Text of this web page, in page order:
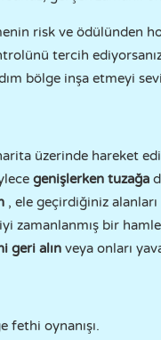
risk ve ödülünden
tercih
bölge inşa etmeyi
üzerinde hareket
genişlerken tuzağa
, ele geçirdiğiniz
zamanlanmış bir
geri alın veya onları
fethi oynanışı.